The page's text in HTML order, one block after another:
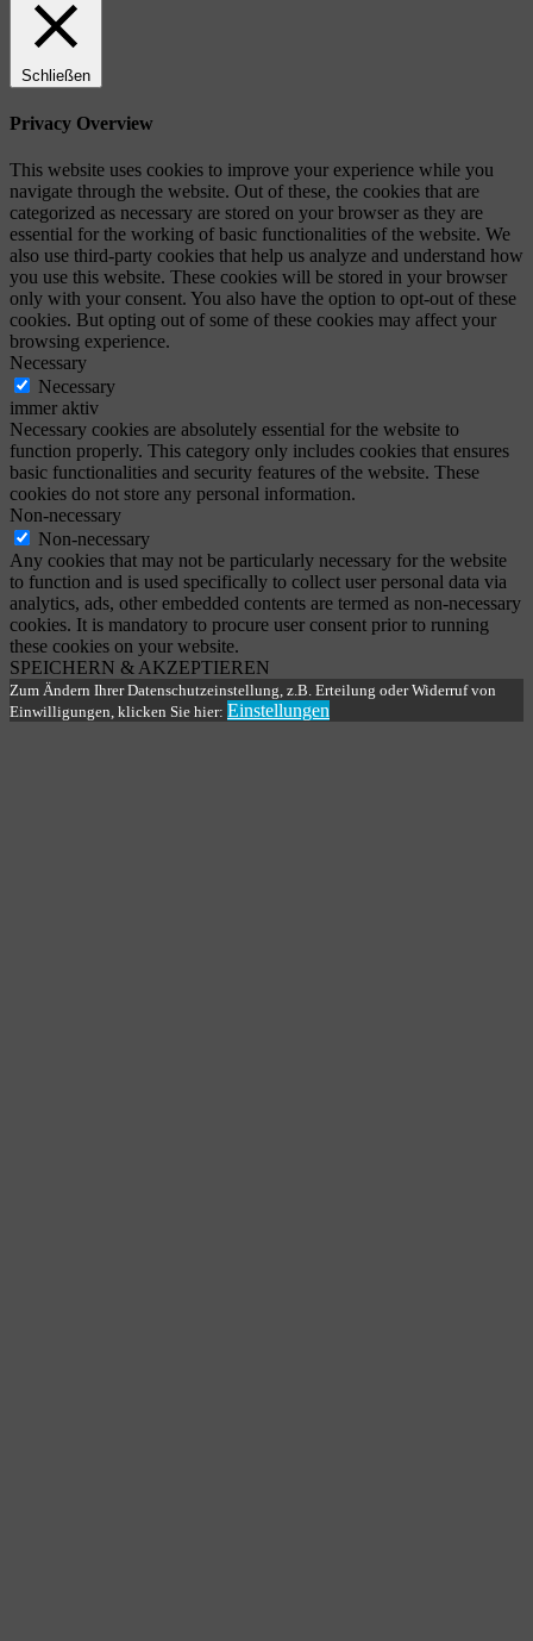
Schließen
Privacy Overview
This website uses cookies to improve your experience while you
navigate through the website. Out of these, the cookies that are
categorized as necessary are stored on your browser as they are
essential for the working of basic functionalities of the website. We
also use third-party cookies that help us analyze and understand how
you use this website. These cookies will be stored in your browser
only with your consent. You also have the option to opt-out of these
cookies. But opting out of some of these cookies may affect your
browsing experience.
Necessary
Necessary
immer aktiv
Necessary cookies are absolutely essential for the website to
function properly. This category only includes cookies that ensures
basic functionalities and security features of the website. These
cookies do not store any personal information.
Non-necessary
Non-necessary
Any cookies that may not be particularly necessary for the website
to function and is used specifically to collect user personal data via
analytics, ads, other embedded contents are termed as non-necessary
cookies. It is mandatory to procure user consent prior to running
these cookies on your website.
SPEICHERN & AKZEPTIEREN
Zum Ändern Ihrer Datenschutzeinstellung, z.B. Erteilung oder Widerruf von
Einwilligungen, klicken Sie hier: Einstellungen